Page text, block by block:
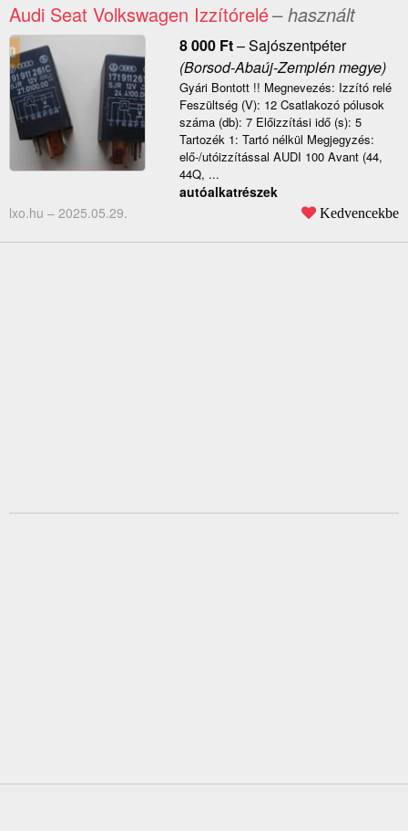
Audi Seat Volkswagen Izzítórelé– használt
8 000 Ft–Sajószentpéter
(Borsod-Abaúj-Zemplén megye)
Gyári Bontott !! Megnevezés: Izzító relé
Feszültség (V): 12 Csatlakozó pólusok
száma (db): 7 Előizzítási idő (s): 5
Tartozék 1: Tartó nélkül Megjegyzés:
elő-/utóizzítással AUDI 100 Avant (44,
44Q, ...
autóalkatrészek
lxo.hu – 2025.05.29. Kedvencekbe